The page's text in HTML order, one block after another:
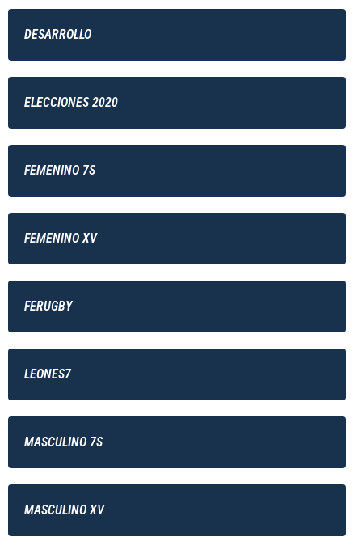
DESARROLLO
ELECCIONES 2020
FEMENINO 7S
FEMENINO XV
FERUGBY
LEONES7
MASCULINO 7S
MASCULINO XV